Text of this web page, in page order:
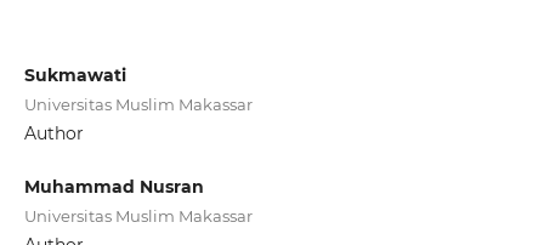
Sukmawati
Universitas Muslim Makassar
Author
Muhammad Nusran
Universitas Muslim Makassar